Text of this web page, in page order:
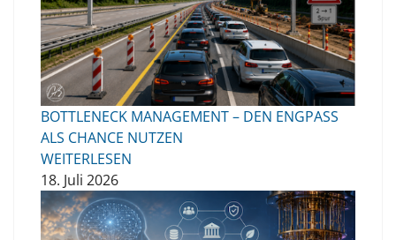
BOTTLENECK MANAGEMENT – DEN ENGPASS
ALS CHANCE NUTZEN
WEITERLESEN
18. Juli 2026